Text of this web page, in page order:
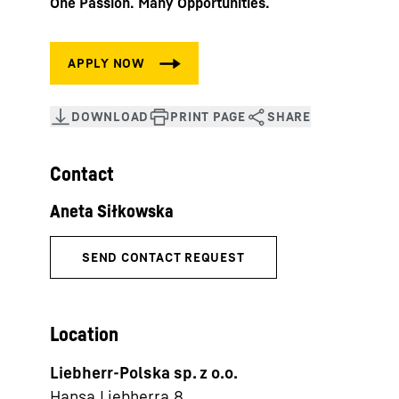
Location
Liebherr-Polska sp. z o.o.
Contact